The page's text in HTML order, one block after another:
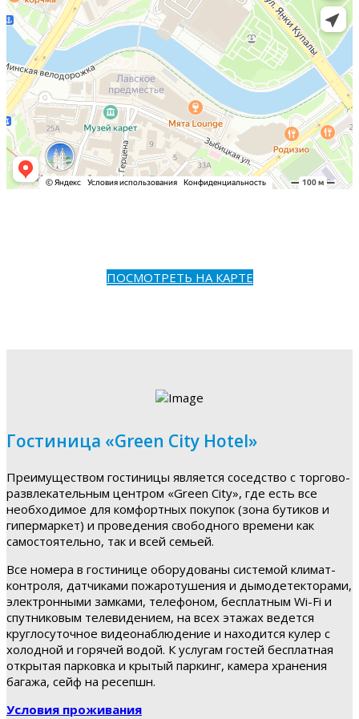
ПОСМОТРЕТЬ НА КАРТЕ
Гостиница «Green City Hotel»
Преимуществом гостиницы является соседство с торгово-
развлекательным центром «Green City», где есть все
необходимое для комфортных покупок (зона бутиков и
гипермаркет) и проведения свободного времени как
самостоятельно, так и всей семьей.
Все номера в гостинице оборудованы системой климат-
контроля, датчиками пожаротушения и дымодетекторами,
электронными замками, телефоном, бесплатным Wi-Fi и
спутниковым телевидением, на всех этажах ведется
круглосуточное видеонаблюдение и находится кулер с
холодной и горячей водой. К услугам гостей бесплатная
открытая парковка и крытый паркинг, камера хранения
багажа, сейф на ресепшн.
Условия проживания